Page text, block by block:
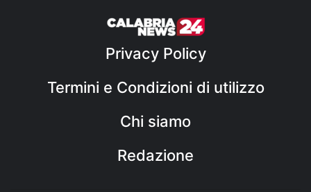
Privacy Policy
Termini e Condizioni di utilizzo
Chi siamo
Redazione